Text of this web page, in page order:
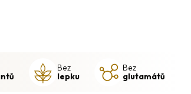
Bez
lepku
Bez
glutamátů